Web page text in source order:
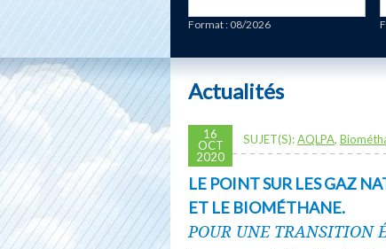
Format : 08/2026
Actualités
16
OCT
2020
SUJET(S):AQLPA,
LE POINT SUR LES GAZ
ET LE BIOMÉTHANE.
POUR UNE TRANSITION